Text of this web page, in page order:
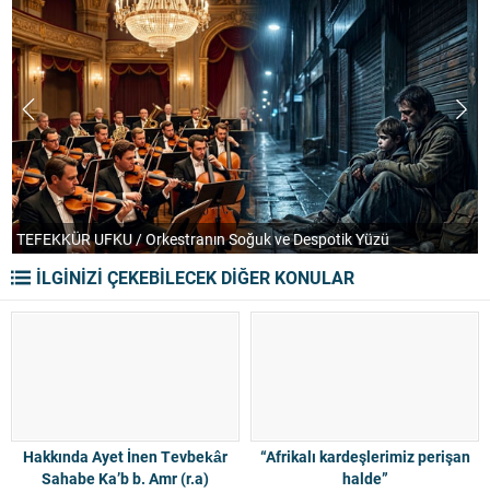
TEFEKKÜR UFKU / Orkestranın Soğuk ve Despotik Yüzü
İLGİNİZİ ÇEKEBİLECEK DİĞER KONULAR
Hakkında Ayet İnen Tevbekâr
Sahabe Ka’b b. Amr (r.a)
“Afrikalı kardeşlerimiz perişan
halde”